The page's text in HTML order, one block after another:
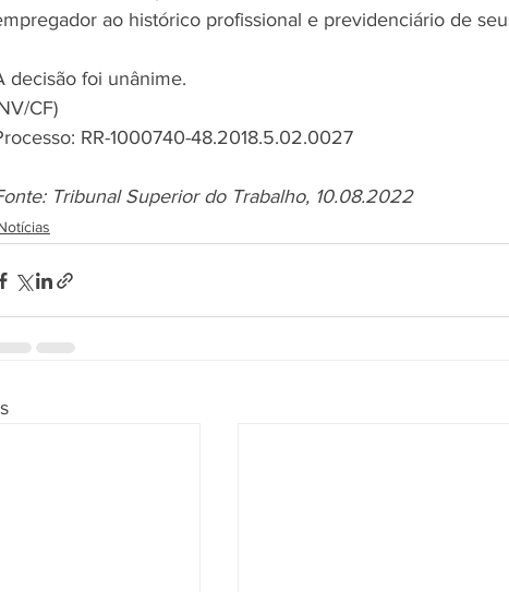
ao histórico profissional e previdenciário de
decisão foi unânime.
CF)
RR-1000740-48.2018.5.02.0027
Tribunal Superior do Trabalho, 10.08.2022